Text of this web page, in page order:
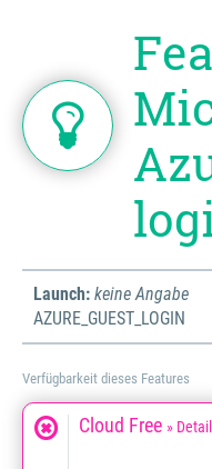
Launch: keine Angabe
AZURE_GUEST_LOGIN
Verfügbarkeit dieses Features
Cloud Free »